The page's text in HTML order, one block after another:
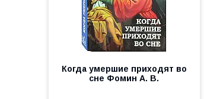
Когда умершие приходят во
сне Фомин А. В.